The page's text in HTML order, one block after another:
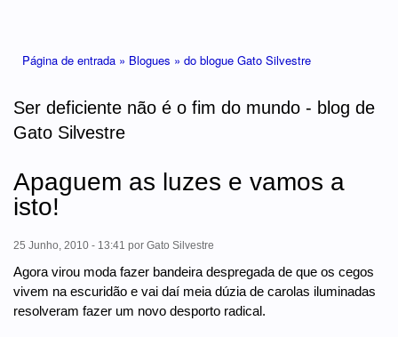
Página de entrada » Blogues » do blogue Gato Silvestre
Ser deficiente não é o fim do mundo - blog de
Gato Silvestre
Apaguem as luzes e vamos a
isto!
25 Junho, 2010 - 13:41 por Gato Silvestre
Agora virou moda fazer bandeira despregada de que os cegos
vivem na escuridão e vai daí meia dúzia de carolas iluminadas
resolveram fazer um novo desporto radical.